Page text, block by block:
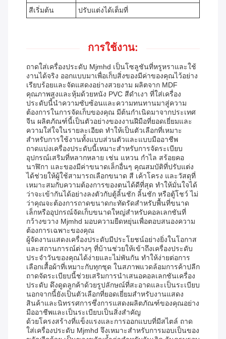
สีเริ่มต้น
ปรับแต่งได้เต็มที่
การใช้งาน:
ถาดใส่เครื่องประดับ Mjmhd เป็นโซลูชันที่หรูหราและใช้
งานได้จริง ออกแบบมาเพื่อเก็บสิ่งของมีค่าของคุณไว้อย่าง
เรียบร้อยและจัดแสดงอย่างสวยงาม ผลิตจาก MDF
คุณภาพสูงและหุ้มด้วยหนัง PVC สีดำเงา ที่ใส่เครื่อง
ประดับนี้นำความซับซ้อนและความทนทานมาสู่ความ
ต้องการในการจัดเก็บของคุณ มีต้นกำเนิดมาจากประเทศ
จีน ผลิตภัณฑ์นี้เป็นตัวอย่างของงานฝีมือที่ยอดเยี่ยมและ
ความใส่ใจในรายละเอียด ทำให้เป็นตัวเลือกที่เหมาะ
สำหรับการใช้งานทั้งแบบส่วนตัวและแบบมืออาชีพ
ถาดแบ่งเครื่องประดับนี้เหมาะสำหรับการจัดระเบียบ
อุปกรณ์เสริมที่หลากหลาย เช่น แหวน กำไล สร้อยคอ
นาฬิกา และของมีค่าขนาดเล็กอื่นๆ คุณสมบัติที่ปรับแต่ง
ได้ช่วยให้ผู้ใช้สามารถเลือกขนาด สี เค้าโครง และวัสดุที่
เหมาะสมกับความต้องการของตนได้ดีที่สุด ทำให้มั่นใจได้
ว่าจะเข้ากันได้อย่างลงตัวกับตู้ลิ้นชัก ลิ้นชัก หรือตู้โชว์ ไม่
ว่าคุณจะต้องการถาดขนาดกะทัดรัดสำหรับพื้นที่ขนาด
เล็กหรืออุปกรณ์จัดเก็บขนาดใหญ่สำหรับคอลเลกชันที่
กว้างขวาง Mjmhd มอบความยืดหยุ่นเพื่อตอบสนองความ
ต้องการเฉพาะของคุณ
ผู้จัดงานแสดงเครื่องประดับมีประโยชน์อย่างยิ่งในโอกาส
และสถานการณ์ต่างๆ ที่บ้านช่วยให้เข้าถึงเครื่องประดับ
ประจำวันของคุณได้ง่ายและไม่พันกัน ทำให้ง่ายต่อการ
เลือกเสื้อผ้าที่เหมาะกับทุกชุด ในสภาพแวดล้อมการค้าปลีก
ถาดจัดระเบียบนี้ช่วยเสริมการนำเสนอคอลเลกชันเครื่อง
ประดับ ดึงดูดลูกค้าด้วยรูปลักษณ์ที่สะอาดและเป็นระเบียบ
นอกจากนี้ยังเป็นตัวเลือกที่ยอดเยี่ยมสำหรับงานแสดง
สินค้าและนิทรรศการซึ่งการแสดงผลิตภัณฑ์ของคุณอย่าง
มืออาชีพและเป็นระเบียบเป็นสิ่งสำคัญ
ด้วยโครงสร้างที่แข็งแรงและการออกแบบที่มีสไตล์ ถาด
ใส่เครื่องประดับ Mjmhd จึงเหมาะสำหรับการมอบเป็นของ